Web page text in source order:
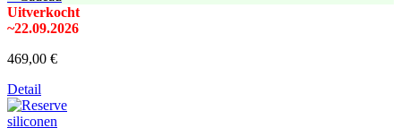
Uitverkocht
~22.09.2026
469,00 €
Detail